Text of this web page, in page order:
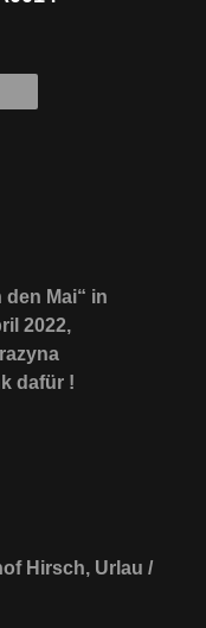
den Mai“ in
2022,
dafür !
Hirsch, Urlau /